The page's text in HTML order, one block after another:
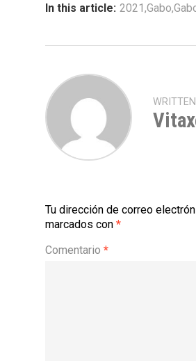
In this article: 2021,Gabo,
Tu dirección de correo
marcados con *
Comentario *